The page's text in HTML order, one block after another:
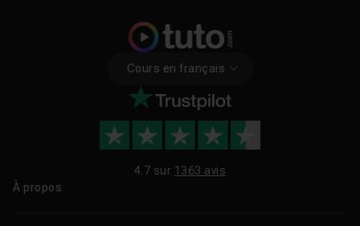
Cours en français
4.7 sur 1363 avis
À propos